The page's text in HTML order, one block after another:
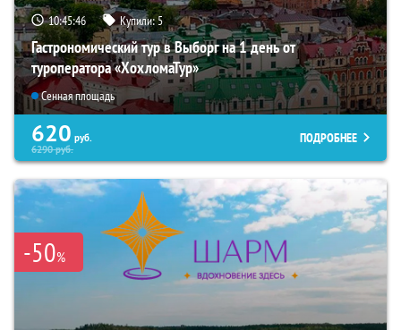
10:45:45 Купили:5
Гастрономический тур в Выборг на 1 день от
туроператора «ХохломаТур»
Сенная площадь
620 руб.
6290руб.
ПОДРОБНЕЕ
-50%